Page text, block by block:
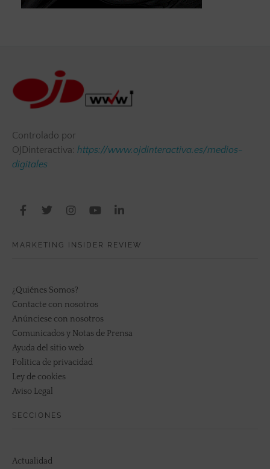
Controlado por
OJDinteractiva: https://www.ojdinteractiva.es/medios-
digitales
MARKETING INSIDER REVIEW
¿Quiénes Somos?
Contacte con nosotros
Anúnciese con nosotros
Comunicados y Notas de Prensa
Ayuda del sitio web
Política de privacidad
Ley de cookies
Aviso Legal
SECCIONES
Actualidad